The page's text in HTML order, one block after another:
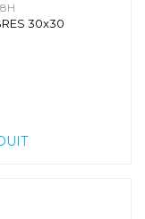
30x30